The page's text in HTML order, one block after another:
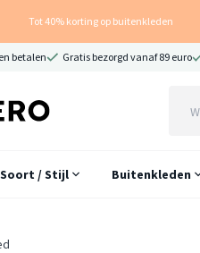
Tot 40% korting op buitenkleden
betalen Gratis bezorgd vanaf 89 euro
Soort / Stijl Buitenkleden